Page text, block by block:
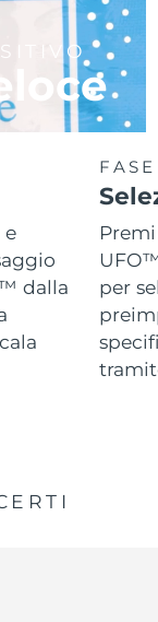
e
dalla
per